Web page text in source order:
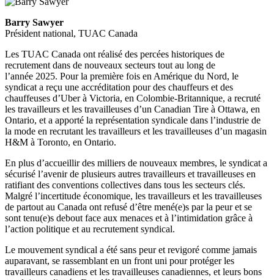
Barry Sawyer
Président national, TUAC Canada
Les TUAC Canada ont réalisé des percées historiques de
recrutement dans de nouveaux secteurs tout au long de
l’année 2025. Pour la première fois en Amérique du Nord, le
syndicat a reçu une accréditation pour des chauffeurs et des
chauffeuses d’Uber à Victoria, en Colombie-Britannique, a recruté
les travailleurs et les travailleuses d’un Canadian Tire à Ottawa, en
Ontario, et a apporté la représentation syndicale dans l’industrie de
la mode en recrutant les travailleurs et les travailleuses d’un magasin
H&M à Toronto, en Ontario.
En plus d’accueillir des milliers de nouveaux membres, le syndicat a
sécurisé l’avenir de plusieurs autres travailleurs et travailleuses en
ratifiant des conventions collectives dans tous les secteurs clés.
Malgré l’incertitude économique, les travailleurs et les travailleuses
de partout au Canada ont refusé d’être mené(e)s par la peur et se
sont tenu(e)s debout face aux menaces et à l’intimidation grâce à
l’action politique et au recrutement syndical.
Le mouvement syndical a été sans peur et revigoré comme jamais
auparavant, se rassemblant en un front uni pour protéger les
travailleurs canadiens et les travailleuses canadiennes, et leurs bons